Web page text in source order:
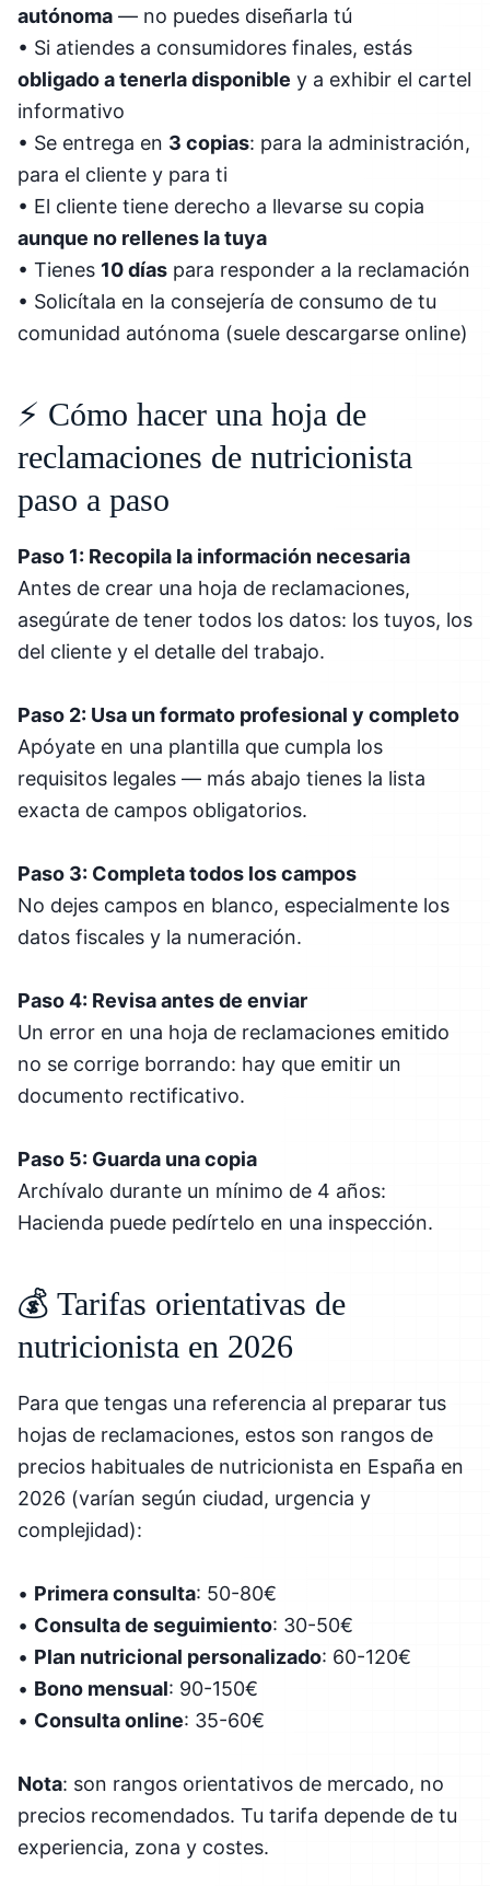
autónoma — no puedes diseñarla tú
• Si atiendes a consumidores finales, estás
obligado a tenerla disponible y a exhibir el cartel
informativo
• Se entrega en 3 copias: para la administración,
para el cliente y para ti
• El cliente tiene derecho a llevarse su copia
aunque no rellenes la tuya
• Tienes 10 días para responder a la reclamación
• Solicítala en la consejería de consumo de tu
comunidad autónoma (suele descargarse online)
⚡ Cómo hacer una hoja de
reclamaciones de nutricionista
paso a paso
Paso 1: Recopila la información necesaria
Antes de crear una hoja de reclamaciones,
asegúrate de tener todos los datos: los tuyos, los
del cliente y el detalle del trabajo.
Paso 2: Usa un formato profesional y completo
Apóyate en una plantilla que cumpla los
requisitos legales — más abajo tienes la lista
exacta de campos obligatorios.
Paso 3: Completa todos los campos
No dejes campos en blanco, especialmente los
datos fiscales y la numeración.
Paso 4: Revisa antes de enviar
Un error en una hoja de reclamaciones emitido
no se corrige borrando: hay que emitir un
documento rectificativo.
Paso 5: Guarda una copia
Archívalo durante un mínimo de 4 años:
Hacienda puede pedírtelo en una inspección.
💰 Tarifas orientativas de
nutricionista en 2026
Para que tengas una referencia al preparar tus
hojas de reclamaciones, estos son rangos de
precios habituales de nutricionista en España en
2026 (varían según ciudad, urgencia y
complejidad):
• Primera consulta: 50-80€
• Consulta de seguimiento: 30-50€
• Plan nutricional personalizado: 60-120€
• Bono mensual: 90-150€
• Consulta online: 35-60€
Nota: son rangos orientativos de mercado, no
precios recomendados. Tu tarifa depende de tu
experiencia, zona y costes.